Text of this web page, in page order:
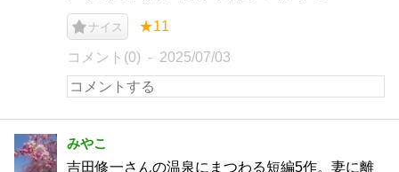
ナイス ★11
コメント(0) 2025/07/03
みやこ
吉田修一さんの温泉にまつわる短編5作。妻に離